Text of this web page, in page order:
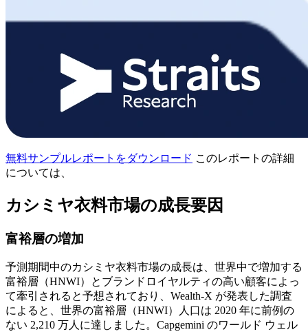
無料サンプルレポートをダウンロード このレポートの詳細
については、
カシミヤ衣料市場の成長要因
富裕層の増加
予測期間中のカシミヤ衣料市場の成長は、世界中で増加する
富裕層（HNWI）とブランドロイヤルティの高い顧客によっ
て牽引されると予想されており、Wealth-X が発表した調査
によると、世界の富裕層（HNWI）人口は 2020 年に前例の
ない 2,210 万人に達しました。Capgemini のワールド ウェル